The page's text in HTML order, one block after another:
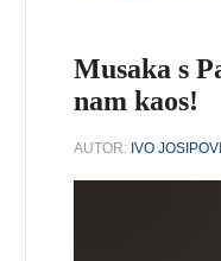
Musaka s
nam kaos!
AUTOR: IVO